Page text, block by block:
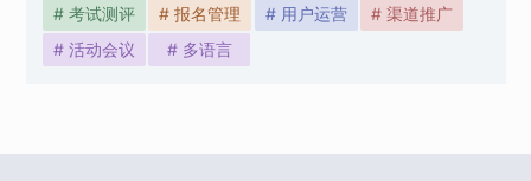
# 考试测评 # 报名管理 # 用户运营
# 渠道推广
# 活动会议
# 多语言